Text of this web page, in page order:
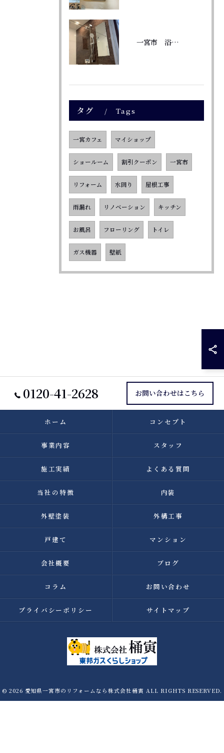
一宮市 浴室リフォーム 風呂釜から給湯器へ変更
タグ Tags
一宮カフェ マイショップ
ショールーム 割引クーポン 一宮市
リフォーム 水回り 屋根工事
雨漏れ リノベーション キッチン
お風呂 フローリング トイレ
ガス機器 壁紙
0120-41-2628 お問い合わせはこちら
ホーム コンセプト
事業内容 スタッフ
施工実績 よくある質問
当社の特徴 内装
外壁塗装 外構工事
戸建て マンション
会社概要 ブログ
コラム お問い合わせ
プライバシーポリシー サイトマップ
© 2026 愛知県一宮市のリフォームなら株式会社桶寅 ALL RIGHTS RESERVED.